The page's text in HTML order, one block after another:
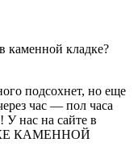
каменной кладке?
подсохнет, но еще
час — пол часа
У нас на сайте в
КАМЕННОЙ